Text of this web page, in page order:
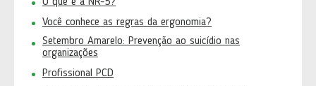
Você conhece as regras da ergonomia?
Setembro Amarelo: Prevenção ao suicídio nas
organizações
Profissional PCD